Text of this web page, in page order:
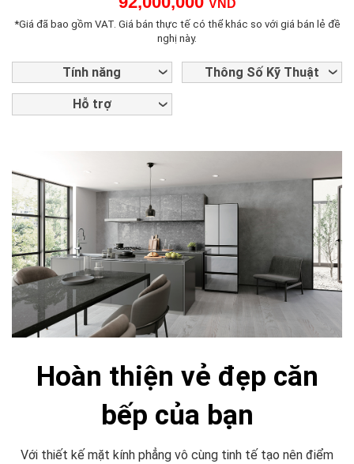
VND
*Giá đã bao gồm VAT. Giá bán thực tế có thể khác so với giá bán lẻ đề
nghị này.
Tính năng Thông Số Kỹ Thuật
Hỗ trợ
Hoàn thiện vẻ đẹp căn
bếp của bạn
Với thiết kế mặt kính phẳng vô cùng tinh tế tạo nên điểm